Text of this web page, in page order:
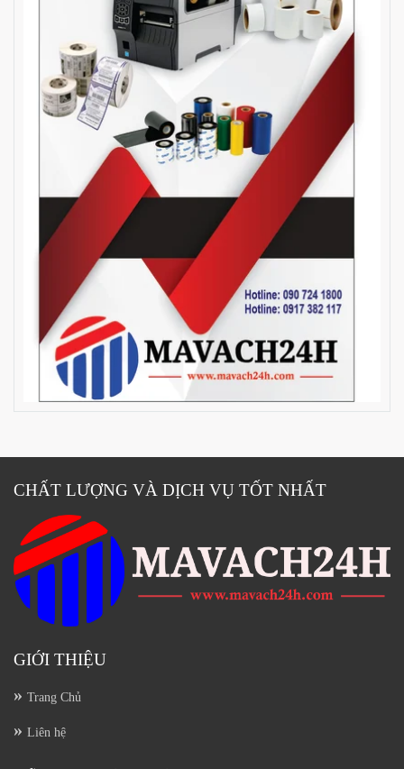
CHẤT LƯỢNG VÀ DỊCH VỤ TỐT NHẤT
GIỚI THIỆU
Trang Chủ
Liên hệ